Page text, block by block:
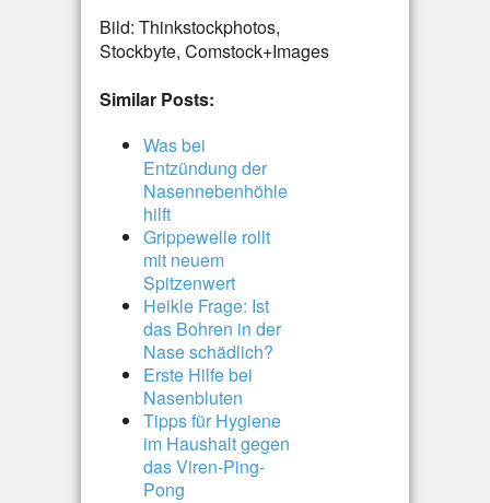
Bild: Thinkstockphotos,
Stockbyte, Comstock+Images
Similar Posts:
Was bei
Entzündung der
Nasennebenhöhle
hilft
Grippewelle rollt
mit neuem
Spitzenwert
Heikle Frage: Ist
das Bohren in der
Nase schädlich?
Erste Hilfe bei
Nasenbluten
Tipps für Hygiene
im Haushalt gegen
das Viren-Ping-
Pong